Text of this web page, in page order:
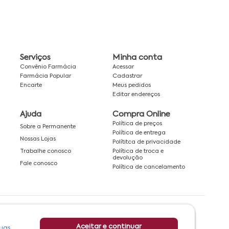
Aceitar e continuar
Serviços
Convênio Farmácia
Farmácia Popular
Encarte
Minha conta
Acessar
Cadastrar
Meus pedidos
Editar endereços
Ajuda
Sobre a Permanente
Nossas Lojas
Trabalhe conosco
Fale conosco
Compra Online
Política de preços
Política de entrega
Polítitca de privacidade
Política de troca e
devolução
Política de cancelamento